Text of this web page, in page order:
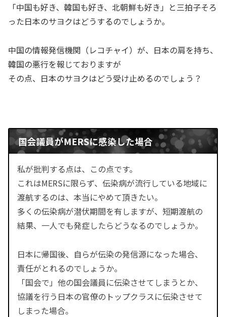
「中国も好き、韓国も好き、北朝鮮も好き」と三拍子そろ
った日本のサヨクはどうするのでしょうか。
中国の情報発信機関（レコチャイ）が、日本の肩を持ち、
韓国の悪行を報じておりますが
その点、日本のサヨクはどう受け止めるのでしょう？
国会議員がMERSに感染した場合
私が批判する点は、この点です。
これはMERSに限らず、伝染病が流行している地域に
渡航するのは、本当にやめて頂きたい。
多くの伝染病が潜伏期間を有しますが、短期渡航の
結果、一人でも発症したらどうなるのでしょうか。
日本に帰国後、自らが伝染の発信源になった場合、
責任がとれるのでしょうか。
「国会で」他の国会議員に伝染させてしまうとか、
協議を行う日本の官僚のトップクラスに伝染させて
しまった場合。